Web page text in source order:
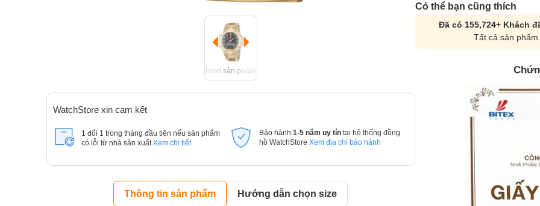
Hình sản phẩm
WatchStore xin cam kết
1 đổi 1 trong tháng đầu tiên nếu sản phẩm
có lỗi từ nhà sản xuất. Xem chi tiết
Bảo hành 1-5 năm uy tín tại hệ thống đồng
hồ WatchStore Xem địa chỉ bảo hành
Thông tin sản phẩm Hướng dẫn chọn size
Có thể bạn cũng thích
Đã có 155,724+ Khách
Tất cả sản